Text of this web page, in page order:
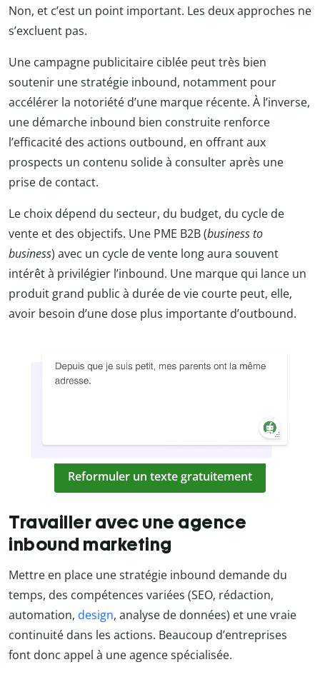
Non, et c’est un point important. Les deux approches ne
s’excluent pas.
Une campagne publicitaire ciblée peut très bien
soutenir une stratégie inbound, notamment pour
accélérer la notoriété d’une marque récente. À l’inverse,
une démarche inbound bien construite renforce
l’efficacité des actions outbound, en offrant aux
prospects un contenu solide à consulter après une
prise de contact.
Le choix dépend du secteur, du budget, du cycle de
vente et des objectifs. Une PME B2B (business to
business) avec un cycle de vente long aura souvent
intérêt à privilégier l’inbound. Une marque qui lance un
produit grand public à durée de vie courte peut, elle,
avoir besoin d’une dose plus importante d’outbound.
Reformuler un texte gratuitement
Travailler avec une agence
inbound marketing
Mettre en place une stratégie inbound demande du
temps, des compétences variées (SEO, rédaction,
automation, design, analyse de données) et une vraie
continuité dans les actions. Beaucoup d’entreprises
font donc appel à une agence spécialisée.